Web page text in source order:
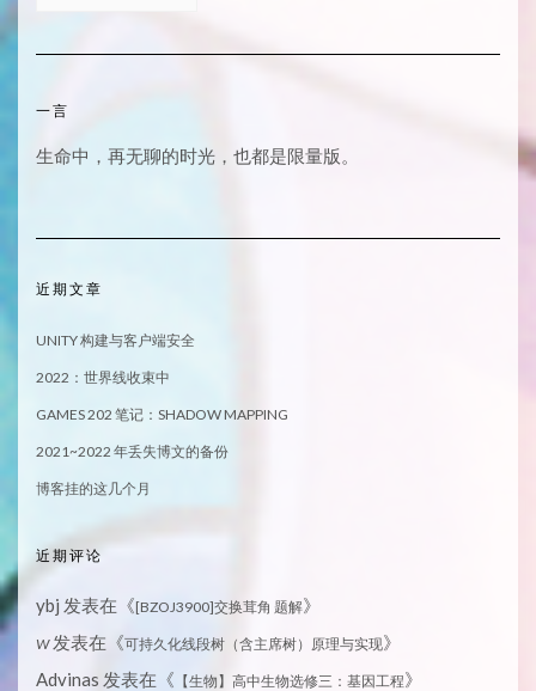
一言
生命中，再无聊的时光，也都是限量版。
近期文章
UNITY 构建与客户端安全
2022：世界线收束中
GAMES 202 笔记：SHADOW MAPPING
2021~2022 年丢失博文的备份
博客挂的这几个月
近期评论
ybj 发表在《[BZOJ3900]交换茸角 题解》
W发表在《可持久化线段树（含主席树）原理与实现》
Advinas 发表在《 【生物】高中生物选修三：基因工程》